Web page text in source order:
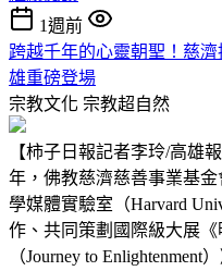
1週前
跨越千年的心靈朝聖！慈
雄重磅登場
宗教文化 宗教超自然
【柿子日報記者李玲/高雄
年，佛教慈濟慈善事業基
學媒體實驗室（Harvard
作、共同策劃國際級大展
（Journey to